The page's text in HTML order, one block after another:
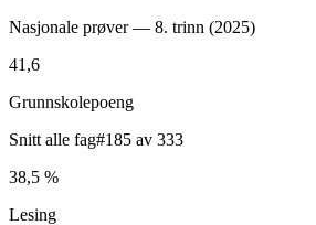
Nasjonale prøver — 8. trinn (2025)
41,6
Grunnskolepoeng
Snitt alle fag#185 av 333
38,5 %
Lesing